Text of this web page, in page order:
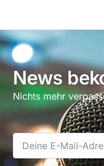
News
Nichts mehr